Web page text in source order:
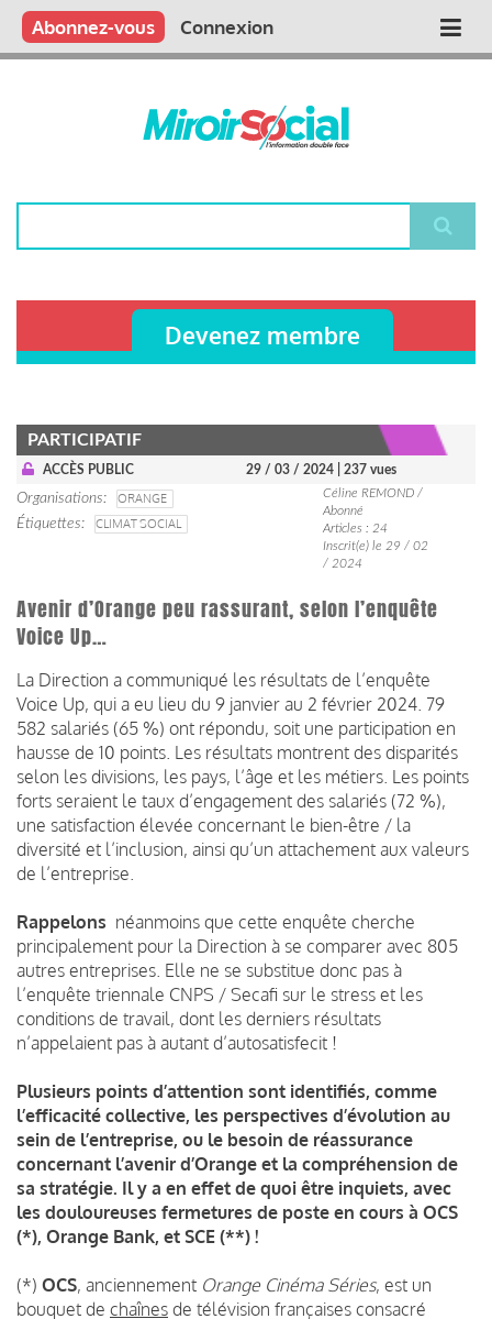
Aller
contenu
Main
Qui sommes nous ?
Vous publiez
Nous publions
Contactez-nous
Abonnez-vous Connexion
Devenez membre
PARTICIPATIF
ACCÈS PUBLIC 29 / 03 / 2024 | 237 vues
Organisations
ORANGE
Étiquettes
CLIMAT SOCIAL
Céline REMOND /
Abonné
Articles : 24
Inscrit(e) le 29 / 02
/ 2024
Avenir d’Orange peu rassurant, selon l’enquête
Voice Up…
La Direction a communiqué les résultats de l’enquête
Voice Up, qui a eu lieu du 9 janvier au 2 février 2024. 79
582 salariés (65 %) ont répondu, soit une participation en
hausse de 10 points. Les résultats montrent des disparités
selon les divisions, les pays, l’âge et les métiers. Les points
forts seraient le taux d’engagement des salariés (72 %),
une satisfaction élevée concernant le bien-être / la
diversité et l’inclusion, ainsi qu’un attachement aux valeurs
de l’entreprise.
Rappelons néanmoins que cette enquête cherche
principalement pour la Direction à se comparer avec 805
autres entreprises. Elle ne se substitue donc pas à
l’enquête triennale CNPS / Secafi sur le stress et les
conditions de travail, dont les derniers résultats
n’appelaient pas à autant d’autosatisfecit !
Plusieurs points d’attention sont identifiés, comme
l’efficacité collective, les perspectives d’évolution au
sein de l’entreprise, ou le besoin de réassurance
concernant l’avenir d’Orange et la compréhension de
sa stratégie. Il y a en effet de quoi être inquiets, avec
les douloureuses fermetures de poste en cours à OCS
(*), Orange Bank, et SCE (**) !
(*) OCS, anciennement Orange Cinéma Séries, est un
bouquet de chaînes de télévision françaises consacré